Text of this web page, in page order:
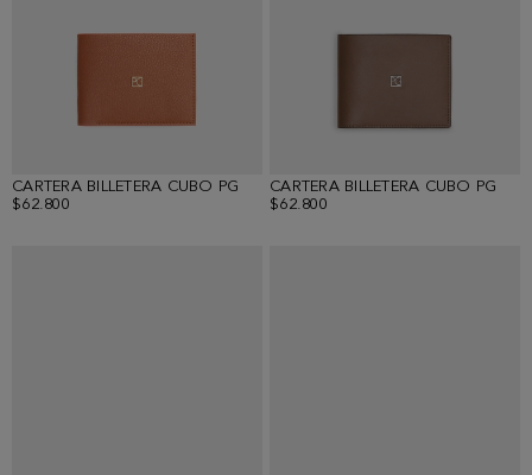
CARTERA BILLETERA CUBO PG
$62.800
CARTERA BILLETERA CUBO PG
$62.800